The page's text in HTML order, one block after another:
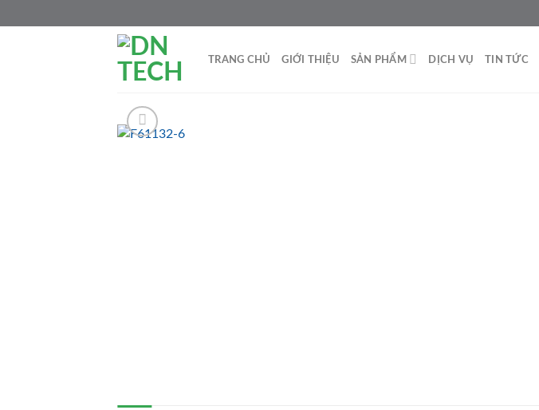
to
TRANG CHỦ GIỚI THIỆU SẢN PHẨM DỊCH VỤ TIN TỨC